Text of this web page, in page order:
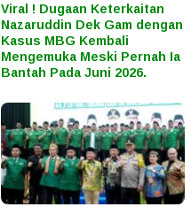
Viral ! Dugaan Keterkaitan
Nazaruddin Dek Gam dengan
Kasus MBG Kembali
Mengemuka Meski Pernah Ia
Bantah Pada Juni 2026.